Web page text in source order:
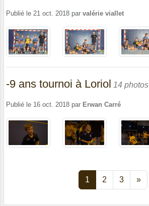
Publié le 21 oct. 2018 par valérie viallet
-9 ans tournoi à Loriol 14 photos
Publié le 16 oct. 2018 par Erwan Carré
1 2 3 »